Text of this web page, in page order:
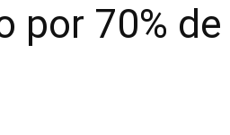
por 70% de